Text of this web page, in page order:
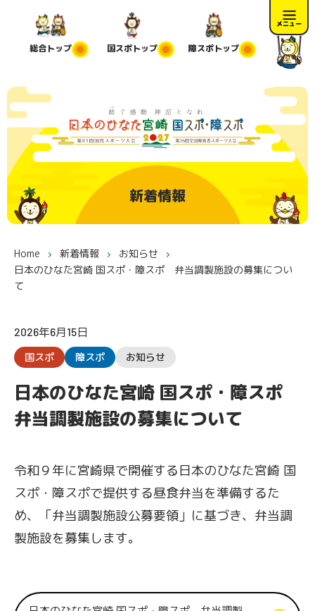
メニュー
総合トップ 国スポトップ 障スポトップ
新着情報
Home 新着情報
お知らせ
日本のひなた宮崎 国スポ・障スポ 弁当調製施設の募集につい
て
2026年6月15日
国スポ
障スポ お知らせ
日本のひなた宮崎 国スポ・障スポ
弁当調製施設の募集について
令和９年に宮崎県で開催する日本のひなた宮崎 国
スポ・障スポで提供する昼食弁当を準備するた
め、「弁当調製施設公募要領」に基づき、弁当調
製施設を募集します。